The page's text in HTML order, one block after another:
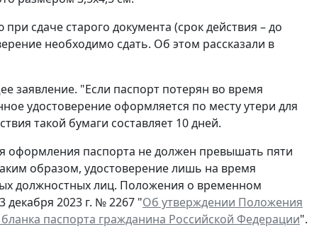
сдаче старого документа (срок действия – до
необходимо сдать. Об этом рассказали в
заявление. "Если паспорт потерян во время
удостоверение оформляется по месту утери для
такой бумаги составляет 10 дней.
оформления паспорта не должен превышать пяти
образом, удостоверение лишь на время
должностных лиц. Положения о временном
декабря 2023 г. № 2267 "Об утверждении Положения
паспорта гражданина Российской Федерации".